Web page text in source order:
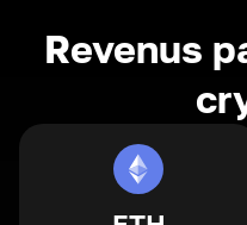
Revenus